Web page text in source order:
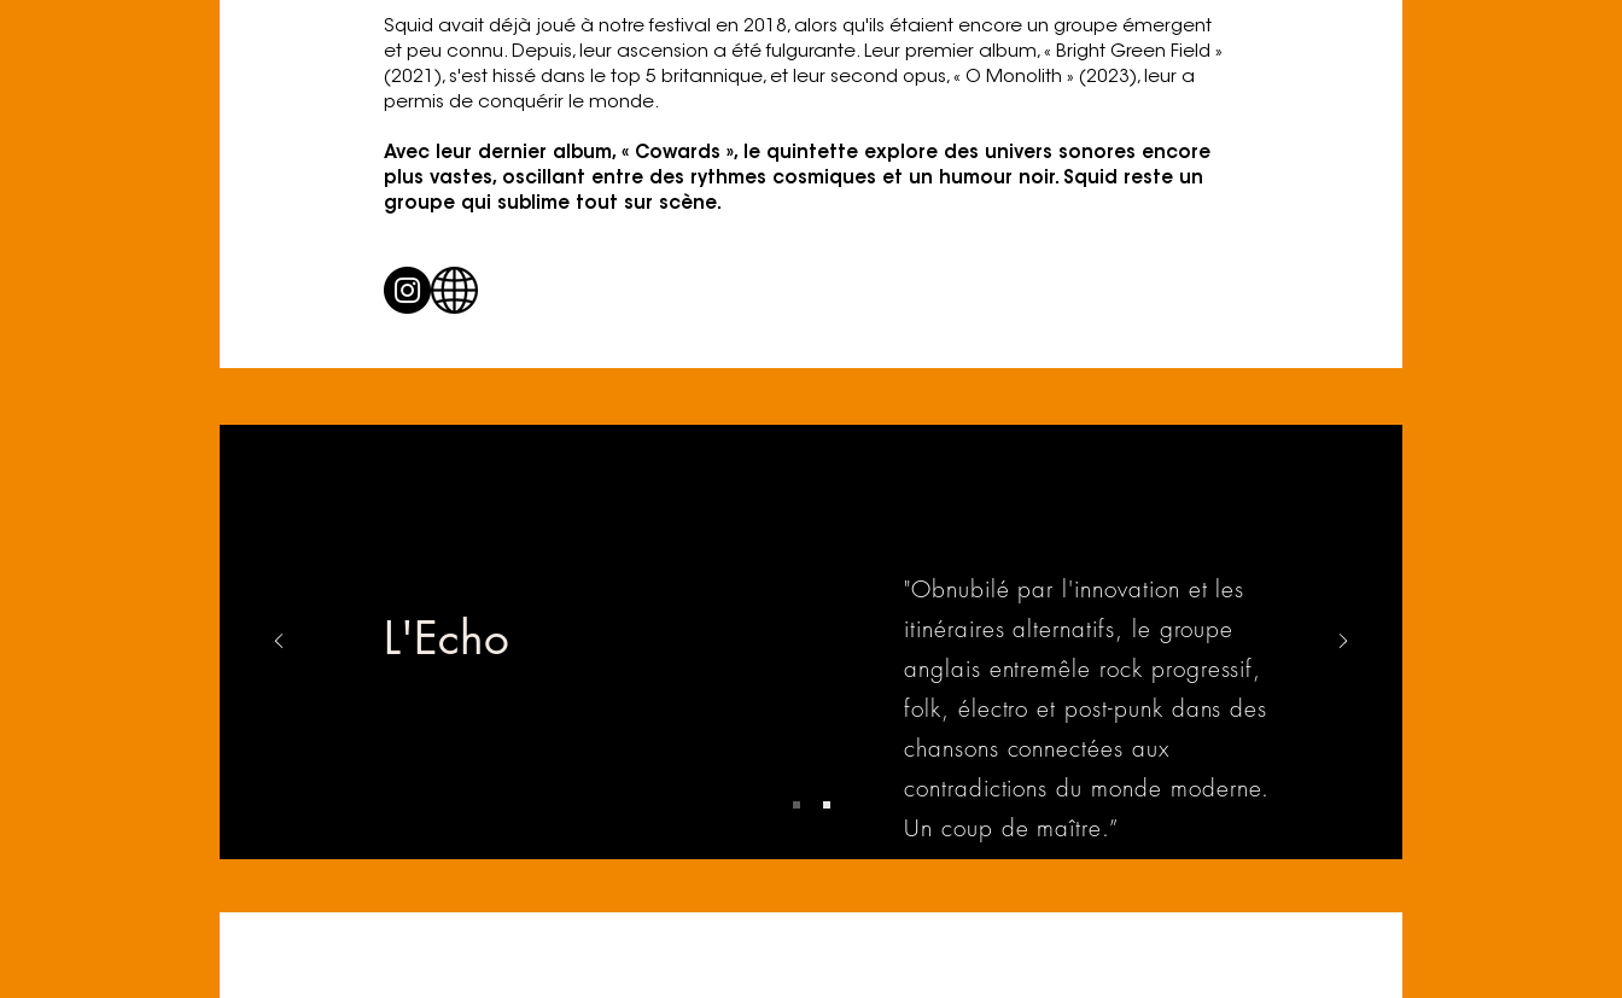
Squid avait déjà joué à notre festival en 2018, alors qu'ils étaient encore un groupe émergent
et peu connu. Depuis, leur ascension a été fulgurante. Leur premier album, « Bright Green Field »
(2021), s'est hissé dans le top 5 britannique, et leur second opus, « O Monolith » (2023), leur a
permis de conquérir le monde.
Avec leur dernier album, « Cowards », le quintette explore des univers sonores encore
plus vastes, oscillant entre des rythmes cosmiques et un humour noir. Squid reste un
groupe qui sublime tout sur scène.
L'Echo
"Obnubilé par l'innovation et les
itinéraires alternatifs, le groupe
anglais entremêle rock progressif,
folk, électro et post-punk dans des
chansons connectées aux
contradictions du monde moderne.
Un coup de maître.”